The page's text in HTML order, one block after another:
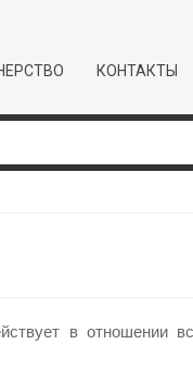
КОНТАКТЫ
в отношении